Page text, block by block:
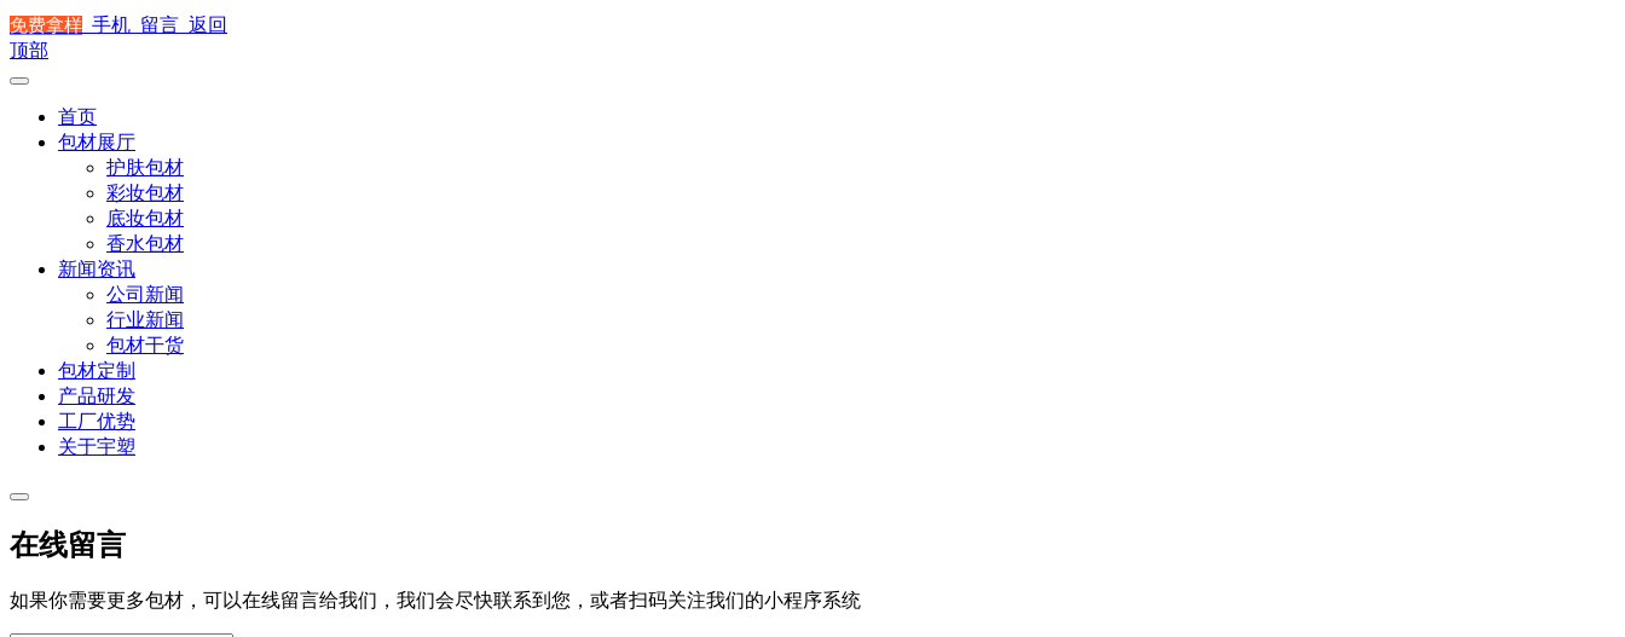
免费拿样 手机 留言 返回
顶部
首页
包材展厅
护肤包材
彩妆包材
底妆包材
香水包材
新闻资讯
公司新闻
行业新闻
包材干货
包材定制
产品研发
工厂优势
关于宇塑
在线留言
如果你需要更多包材，可以在线留言给我们，我们会尽快联系到您，或者扫码关注我们的小程序系统